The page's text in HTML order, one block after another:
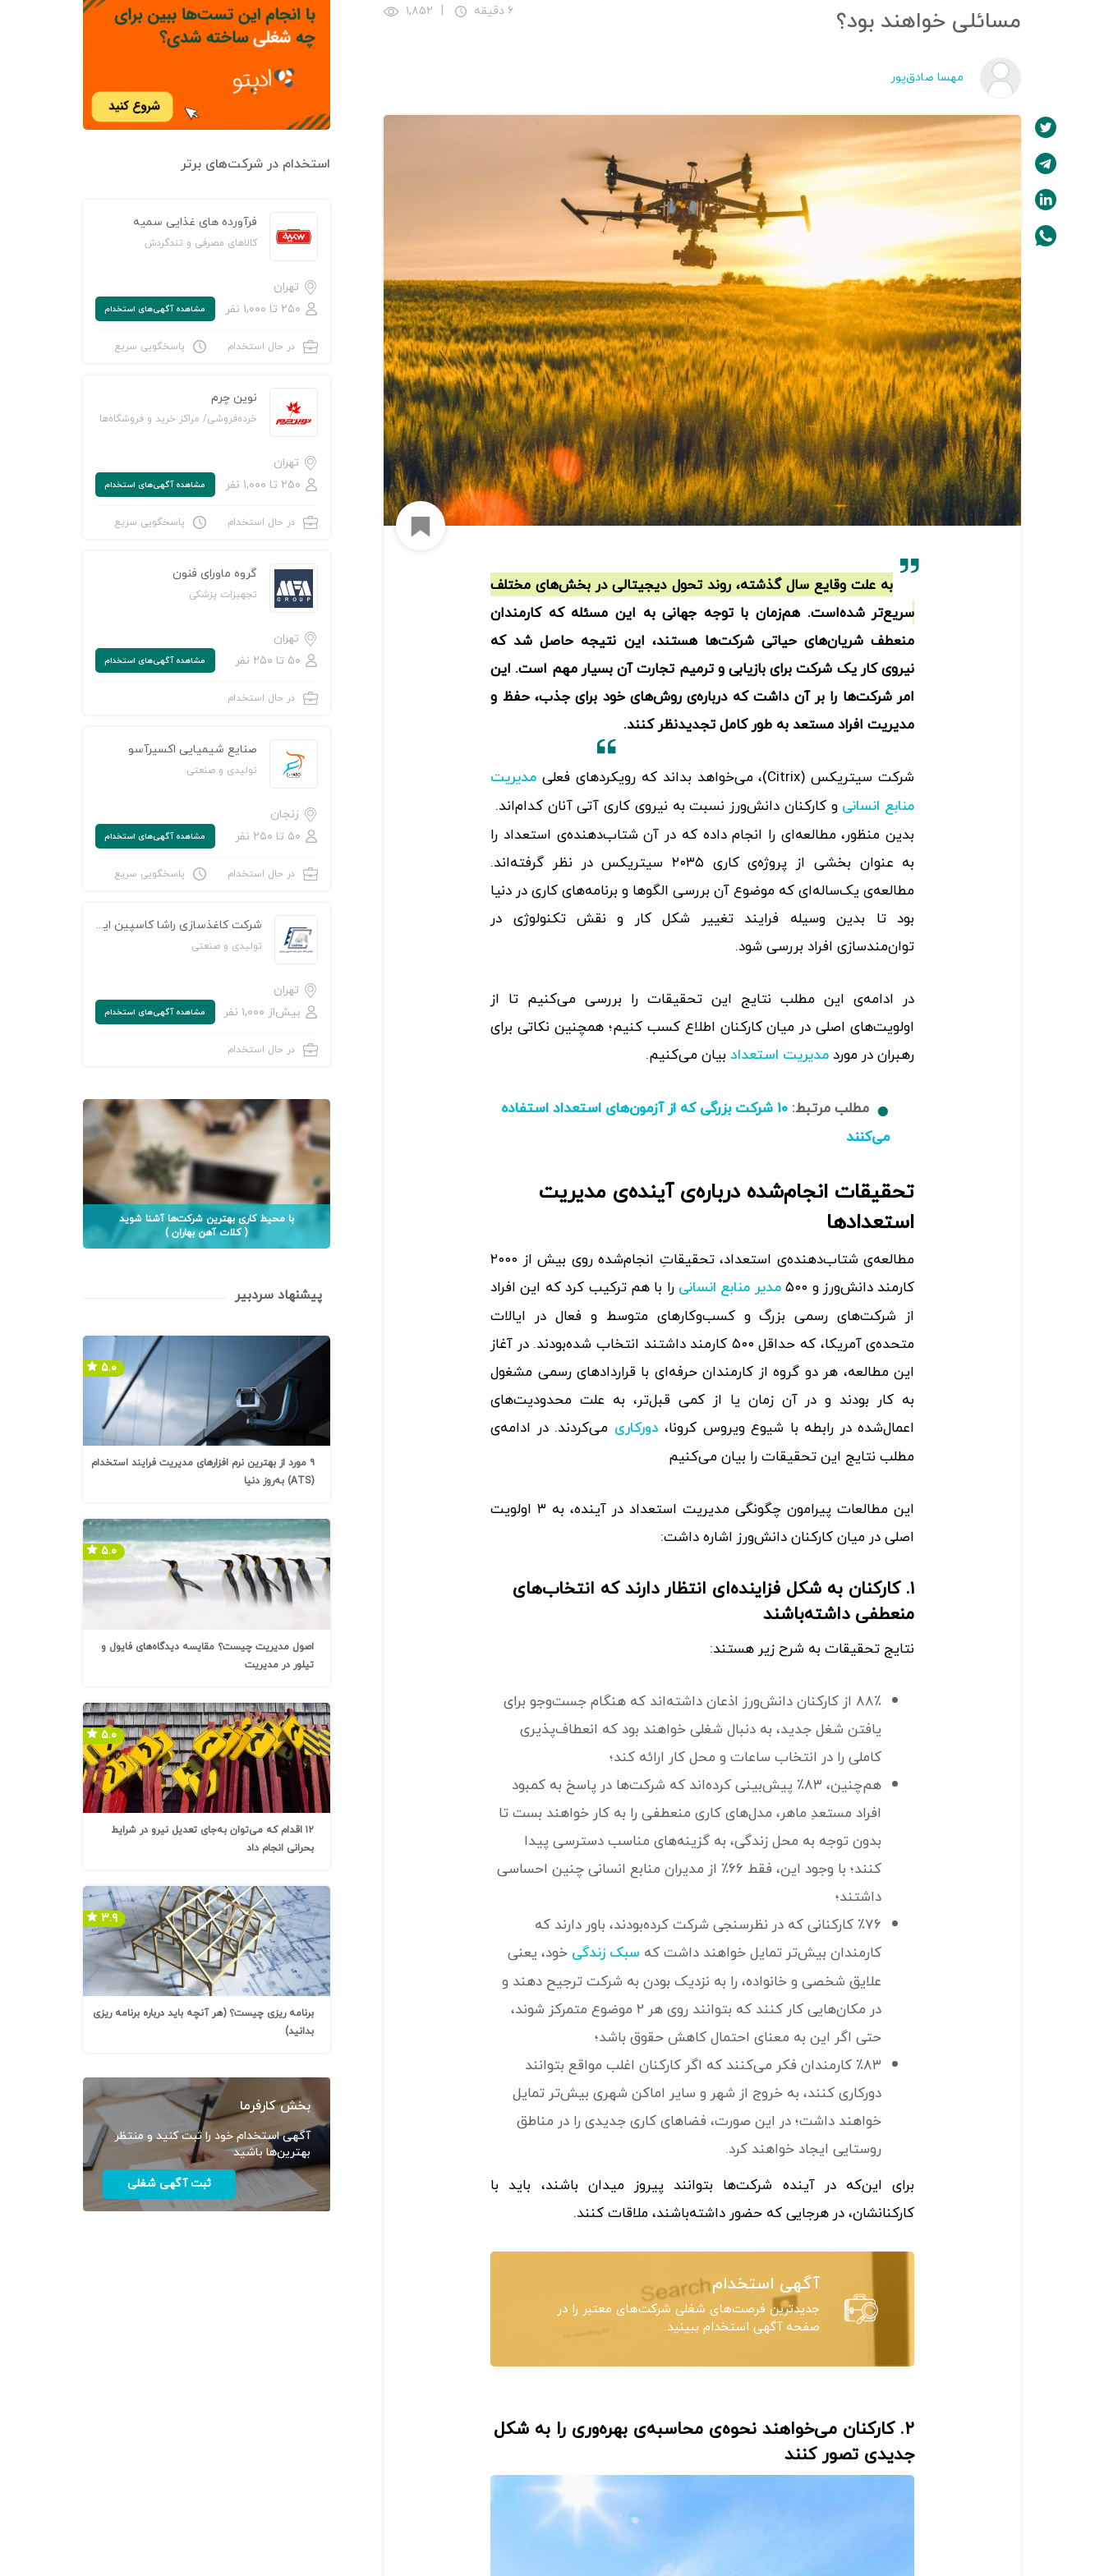
مسائلی خواهند بود؟
۶ دقیقه | ۱,۸۵۲
مهسا صادق‌پور
افزودن به لیست علاقه‌مندی‌ها
به علت وقایع سال گذشته، روند تحول دیجیتالی در بخش‌های مختلف
سریع‌تر شده‌است. هم‌زمان با توجه جهانی به این مسئله که کارمندان
منعطف شریان‌های حیاتی شرکت‌ها هستند، این نتیجه حاصل شد که
نیروی کار یک شرکت برای بازیابی و ترمیم تجارت آن بسیار مهم است. این
امر شرکت‌ها را بر آن داشت که درباره‌ی روش‌های خود برای جذب، حفظ و
مدیریت افراد مستعد به طور کامل تجدیدنظر کنند.
شرکت سیتریکس (Citrix)، می‌خواهد بداند که رویکرد‌های فعلی
مدیریت
منابع انسانی و کارکنان دانش‌ورز نسبت به نیروی کاری آتی آنان کدام‌اند.
بدین منظور، مطالعه‌ای را انجام داده که در آن شتاب‌دهنده‌ی استعداد را
به عنوان بخشی از پروژه‌ی کاری ۲۰۳۵ سیتریکس در نظر گرفته‌اند.
مطالعه‌ی یک‌ساله‌ای که موضوع آن بررسی الگوها و برنامه‌های کاری در دنیا
بود تا بدین‌ وسیله فرایند تغییر شکل کار و نقش تکنولوژی در
توان‌مندسازی افراد بررسی شود.
در ادامه‌ی این مطلب نتایج این تحقیقات را بررسی می‌کنیم تا از
اولویت‌های اصلی در میان کارکنان اطلاع کسب کنیم؛ همچنین نکاتی برای
رهبران در مورد مدیریت استعدادبیان می‌کنیم.
مطلب مرتبط:
۱۰ شرکت بزرگی که از آزمون‌های استعداد استفاده
می‌کنند
تحقیقات انجام‌شده درباره‌ی آینده‌ی مدیریت
استعدادها
مطالعه‌ی شتاب‌دهنده‌ی استعداد، تحقیقاتِ انجام‌شده روی بیش از ۲۰۰۰
کارمند دانش‌ورز و ۵۰۰
مدیر منابع انسانی را با هم ترکیب کرد که این افراد
از شرکت‌های رسمی بزرگ و کسب‌وکارهای متوسط و فعال در ایالات
متحده‌ی آمریکا، که حداقل ۵۰۰ کارمند داشتند انتخاب شده‌بودند. در آغاز
این مطالعه، هر دو گروه از کارمندان حرفه‌ای با قراردادهای رسمی مشغول
به کار بودند و در آن زمان یا از کمی قبل‌تر، به علت محدودیت‌های
اعمال‌شده در رابطه با شیوع ویروس کرونا، دورکاری می‌کردند. در ادامه‌ی
مطلب نتایج این تحقیقات را بیان می‌کنیم
این مطالعات پیرامون چگونگی مدیریت استعداد در آینده، به ۳ اولویت
اصلی در میان کارکنان دانش‌ورز اشاره داشت:
۱. کارکنان به شکل فزاینده‌ای انتظار دارند که انتخاب‌های
منعطفی داشته‌باشند
نتایج تحقیقات به شرح زیر هستند:
۸۸٪ از کارکنان دانش‌ورز اذعان داشته‌اند که هنگام جست‌وجو برای
یافتن شغل جدید، به دنبال شغلی خواهند بود که انعطاف‌پذیری
کاملی را در انتخاب ساعات و محل کار ارائه کند؛
هم‌چنین، ۸۳٪ پیش‌بینی کرده‌اند که شرکت‌ها در پاسخ به کمبود
افراد مستعدِ ماهر، مدل‌های کاری منعطفی را به کار خواهند بست تا
بدون توجه به محل زندگی، به گزینه‌های مناسب دسترسی پیدا
کنند؛ با وجود این، فقط ۶۶٪ از مدیران منابع انسانی چنین احساسی
داشتند؛
٪۷۶ کارکنانی که در نظرسنجی شرکت کرده‌بودند، باور دارند که
کارمندان بیش‌تر تمایل خواهند داشت که سبک زندگی خود، یعنی
علایق شخصی و خانواده، را به نزدیک بودن به شرکت ترجیح دهند و
در مکان‌هایی کار کنند که بتوانند روی هر ۲ موضوع متمرکز شوند،
حتی اگر این به معنای احتمال کاهش حقوق باشد؛
٪۸۳ کارمندان فکر می‌کنند که اگر کارکنان اغلب مواقع بتوانند
دورکاری کنند، به خروج از شهر و سایر اماکن شهری بیش‌تر تمایل
خواهند داشت؛ در این صورت، فضاهای کاری جدیدی را در مناطق
روستایی ایجاد خواهند کرد.
برای این‌که در آینده شرکت‌ها بتوانند پیروز میدان باشند، باید با
کارکنانشان، در هرجایی که حضور داشته‌باشند، ملاقات کنند.
آگهی استخدام
جدیدترین فرصت‌های شغلی شرکت‌های معتبر را در
صفحه آگهی استخدام ببینید.
۲. کارکنان می‌خواهند نحوه‌ی محاسبه‌ی بهره‌وری را به شکل
جدیدی تصور کنند
استخدام در شرکت‌های برتر
فرآورده های غذایی سمیه
کالاهای مصرفی و تندگردش
تهران
۲۵۰ تا ۱,۰۰۰ نفر
مشاهده‌ آگهی‌های استخدام
در حال استخدام پاسخگویی سریع
نوین چرم
خرده‌فروشی/ مراکز خرید و فروشگاه‌ها
تهران
۲۵۰ تا ۱,۰۰۰ نفر
مشاهده‌ آگهی‌های استخدام
در حال استخدام پاسخگویی سریع
گروه ماورای فنون
تجهیزات پزشکی
تهران
۵۰ تا ۲۵۰ نفر
مشاهده‌ آگهی‌های استخدام
در حال استخدام
صنایع شیمیایی اکسیرآسو
تولیدی و صنعتی
زنجان
۵۰ تا ۲۵۰ نفر
مشاهده‌ آگهی‌های استخدام
در حال استخدام پاسخگویی سریع
شرکت کاغذسازی راشا کاسپین ایرانیان
تولیدی و صنعتی
تهران
بیش‌از ۱,۰۰۰ نفر
مشاهده‌ آگهی‌های استخدام
در حال استخدام
با محیط کاری بهترین شرکت‌ها آشنا شوید
( کلات آهن بهاران )
پیشنهاد سردبیر
۹ مورد از بهترین نرم افزارهای مدیریت فرایند استخدام
(ATS) به‌روز دنیا
۵.۰
اصول مدیریت چیست؟ مقایسه دیدگاه‌های فایول و
تیلور در مدیریت
۵.۰
۱۲ اقدام که می‌توان به‌جای تعدیل نیرو در شرایط
بحرانی انجام داد
۵.۰
برنامه ریزی چیست؟ (هر آنچه باید درباره برنامه ریزی
بدانید)
۳.۹
بخش کارفرما
آگهی استخدام خود را ثبت کنید و منتظر
بهترین‌ها باشید
ثبت آگهی شغلی